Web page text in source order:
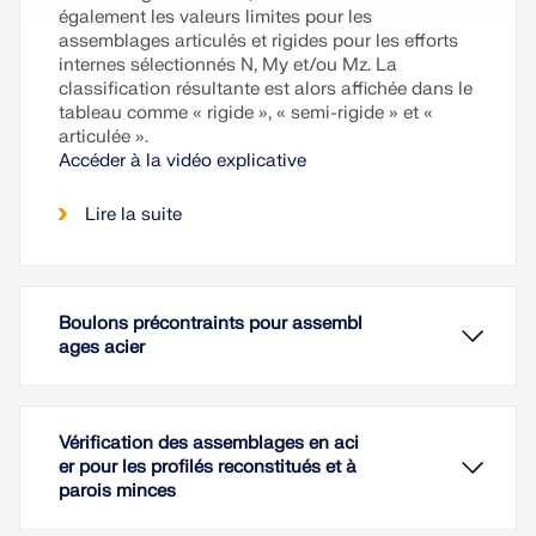
également les valeurs limites pour les
assemblages articulés et rigides pour les efforts
internes sélectionnés N, My et/ou Mz. La
classification résultante est alors affichée dans le
tableau comme « rigide », « semi-rigide » et «
articulée ».
Accéder à la vidéo explicative
Lire la suite
Boulons précontraints pour assembl
ages acier
Vérification des assemblages en aci
er pour les profilés reconstitués et à
parois minces